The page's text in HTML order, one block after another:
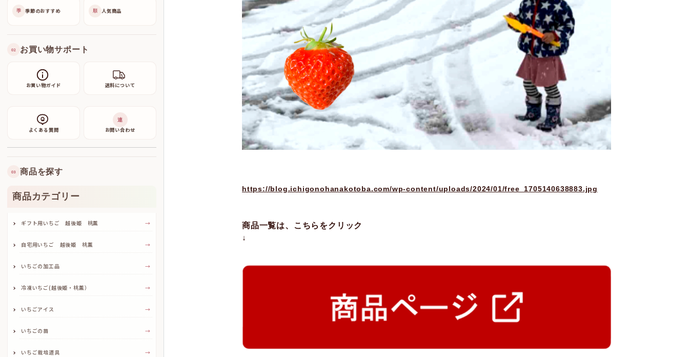
季 季節のおすすめ 順 人気商品
02 お買い物サポート
お買い物ガイド 送料について
よくある質問
連
お問い合わせ
03 商品を探す
商品カテゴリー
ギフト用いちご 越後姫 桃薫 →
自宅用いちご 越後姫 桃薫 →
いちごの加工品 →
冷凍いちご(越後姫・桃薫） →
いちごアイス →
いちごの苗 →
いちご栽培道具 →
https://blog.ichigonohanakotoba.com/wp-content/uploads/2024/01/free_1705140638883.jpg
商品一覧は、こちらをクリック
↓